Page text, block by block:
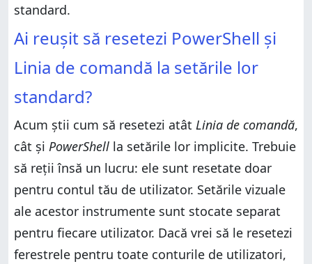
standard.
Ai reușit să resetezi PowerShell și
Linia de comandă la setările lor
standard?
Acum știi cum să resetezi atât Linia de comandă,
cât și PowerShell la setările lor implicite. Trebuie
să reții însă un lucru: ele sunt resetate doar
pentru contul tău de utilizator. Setările vizuale
ale acestor instrumente sunt stocate separat
pentru fiecare utilizator. Dacă vrei să le resetezi
ferestrele pentru toate conturile de utilizatori,